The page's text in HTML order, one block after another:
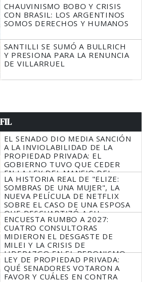
CHAUVINISMO BOBO Y CRISIS
CON BRASIL: LOS ARGENTINOS
SOMOS DERECHOS Y HUMANOS
SANTILLI SE SUMÓ A BULLRICH
Y PRESIONA PARA LA RENUNCIA
DE VILLARRUEL
EL SENADO DIO MEDIA SANCIÓN
A LA INVIOLABILIDAD DE LA
PROPIEDAD PRIVADA: EL
GOBIERNO TUVO QUE CEDER
EN LA LEY DEL MANEJO DEL
FUEGO
LA HISTORIA REAL DE "ELIZE:
SOMBRAS DE UNA MUJER", LA
NUEVA PELÍCULA DE NETFLIX
SOBRE EL CASO DE UNA ESPOSA
QUE DESCUARTIZÓ A SU
MARIDO
ENCUESTA RUMBO A 2027:
CUATRO CONSULTORAS
MIDIERON EL DESGASTE DE
MILEI Y LA CRISIS DE
LIDERAZGO EN EL PERONISMO
LEY DE PROPIEDAD PRIVADA:
QUÉ SENADORES VOTARON A
FAVOR Y CUÁLES EN CONTRA